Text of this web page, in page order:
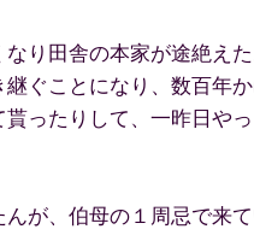
り田舎の本家が途絶えた
ぐことになり、数百年
ったりして、一昨日や
が、伯母の１周忌で来